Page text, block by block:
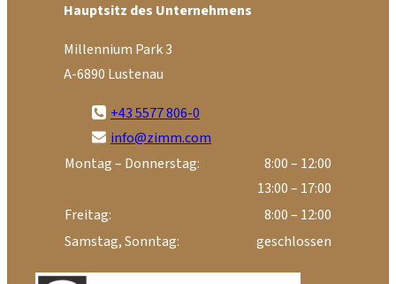
Hauptsitz des Unternehmens
Millennium Park 3
A-6890 Lustenau
+43 5577 806-0
info@zimm.com
Montag – Donnerstag:
8:00 – 12:00
13:00 – 17:00
Freitag:
8:00 – 12:00
Samstag, Sonntag:
geschlossen